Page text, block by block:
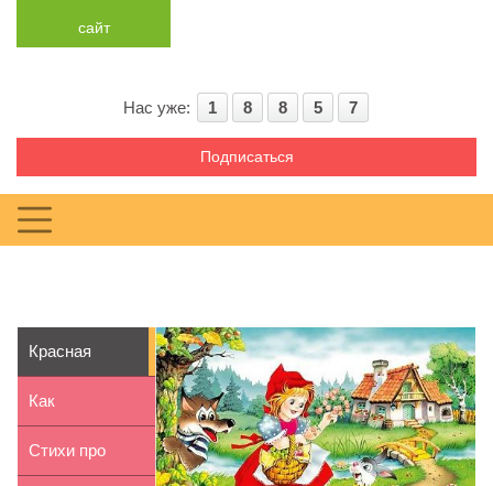
сайт
Нас уже: 1 8 8 5 7
Подписаться
Красная
Шапочка
Как
нарисовать
Стихи про